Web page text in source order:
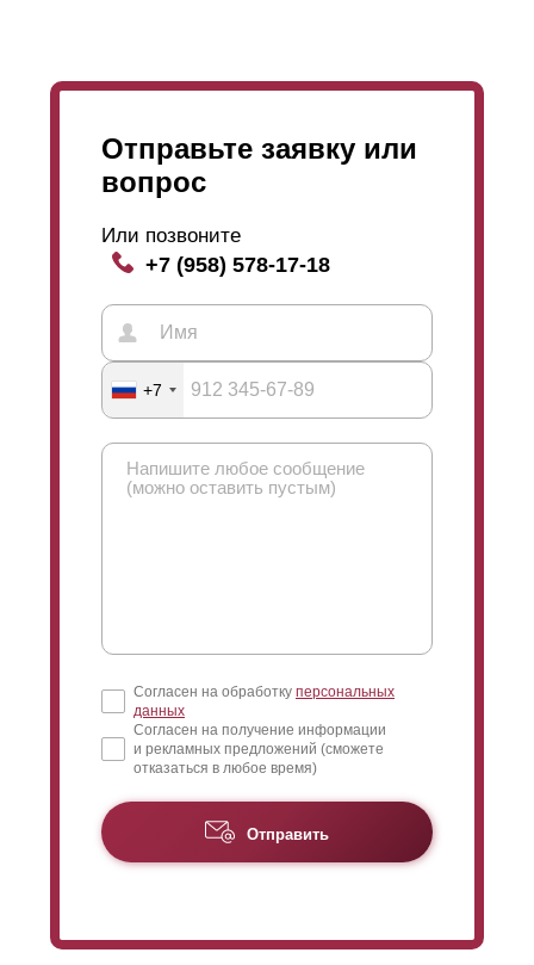
Отправьте заявку или
вопрос
Или позвоните
+7 (958) 578-17-18
+7
Согласен на обработку персональных
данных
Согласен на получение информации
и рекламных предложений (сможете
отказаться в любое время)
Отправить